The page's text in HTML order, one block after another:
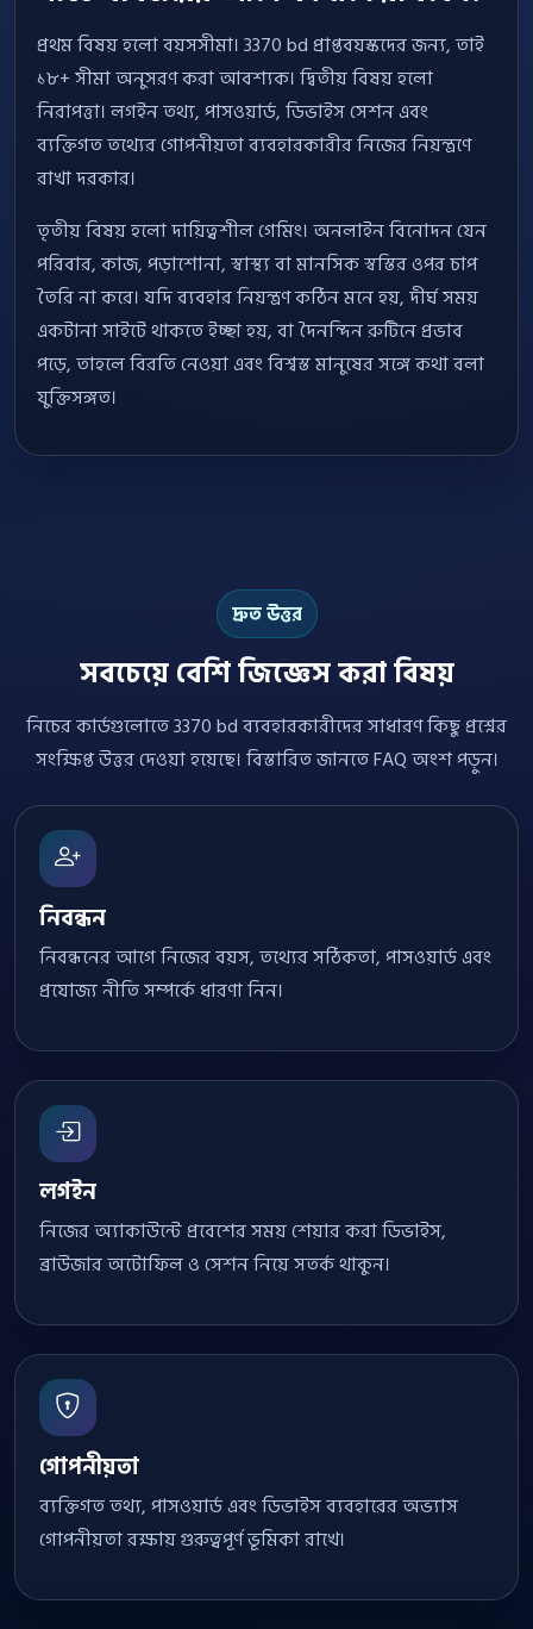
প্রথম বিষয় হলো বয়সসীমা। 3370 bd প্রাপ্তবয়স্কদের জন্য, তাই
১৮+ সীমা অনুসরণ করা আবশ্যক। দ্বিতীয় বিষয় হলো
নিরাপত্তা। লগইন তথ্য, পাসওয়ার্ড, ডিভাইস সেশন এবং
ব্যক্তিগত তথ্যের গোপনীয়তা ব্যবহারকারীর নিজের নিয়ন্ত্রণে
রাখা দরকার।
তৃতীয় বিষয় হলো দায়িত্বশীল গেমিং। অনলাইন বিনোদন যেন
পরিবার, কাজ, পড়াশোনা, স্বাস্থ্য বা মানসিক স্বস্তির ওপর চাপ
তৈরি না করে। যদি ব্যবহার নিয়ন্ত্রণ কঠিন মনে হয়, দীর্ঘ সময়
একটানা সাইটে থাকতে ইচ্ছা হয়, বা দৈনন্দিন রুটিনে প্রভাব
পড়ে, তাহলে বিরতি নেওয়া এবং বিশ্বস্ত মানুষের সঙ্গে কথা বলা
যুক্তিসঙ্গত।
দ্রুত উত্তর
সবচেয়ে বেশি জিজ্ঞেস করা বিষয়
নিচের কার্ডগুলোতে 3370 bd ব্যবহারকারীদের সাধারণ কিছু প্রশ্নের
সংক্ষিপ্ত উত্তর দেওয়া হয়েছে। বিস্তারিত জানতে FAQ অংশ পড়ুন।
নিবন্ধন
নিবন্ধনের আগে নিজের বয়স, তথ্যের সঠিকতা, পাসওয়ার্ড এবং
প্রযোজ্য নীতি সম্পর্কে ধারণা নিন।
লগইন
নিজের অ্যাকাউন্টে প্রবেশের সময় শেয়ার করা ডিভাইস,
ব্রাউজার অটোফিল ও সেশন নিয়ে সতর্ক থাকুন।
গোপনীয়তা
ব্যক্তিগত তথ্য, পাসওয়ার্ড এবং ডিভাইস ব্যবহারের অভ্যাস
গোপনীয়তা রক্ষায় গুরুত্বপূর্ণ ভূমিকা রাখে।